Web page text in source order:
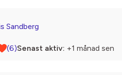
Sandberg
(6)Senast aktiv: +1 månad sen